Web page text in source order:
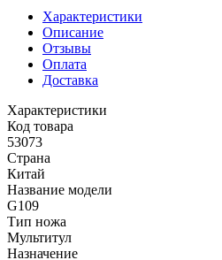
Характеристики
Описание
Отзывы
Оплата
Доставка
Характеристики
Код товара
53073
Страна
Китай
Название модели
G109
Тип ножа
Мультитул
Назначение